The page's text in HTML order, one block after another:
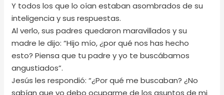
Y todos los que lo oían estaban asombrados de su
inteligencia y sus respuestas.
Al verlo, sus padres quedaron maravillados y su
madre le dijo: “Hijo mío, ¿por qué nos has hecho
esto? Piensa que tu padre y yo te buscábamos
angustiados”.
Jesús les respondió: “¿Por qué me buscaban? ¿No
sabían que yo debo ocuparme de los asuntos de mi